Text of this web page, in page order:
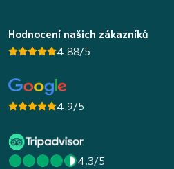
Hodnocení našich zákazníků
4.88/5
4.9/5
4.3/5